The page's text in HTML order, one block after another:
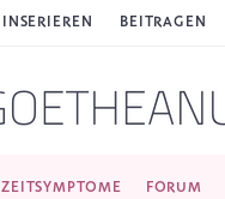
INSERIEREN BEITRAGEN
ZEITSYMPTOME FORUM